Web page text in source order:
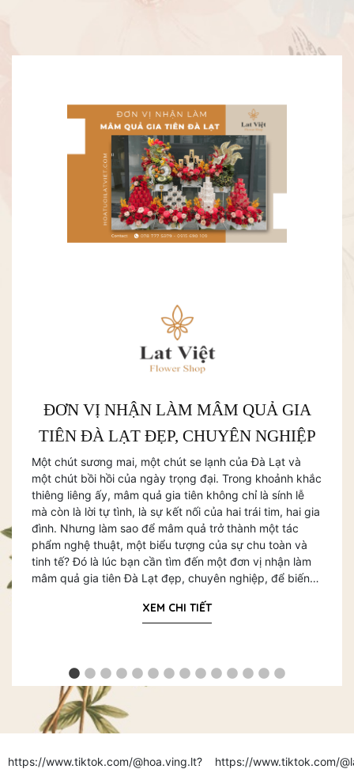
ĐƠN VỊ NHẬN LÀM MÂM QUẢ GIA
TIÊN ĐÀ LẠT ĐẸP, CHUYÊN NGHIỆP
Một chút sương mai, một chút se lạnh của Đà Lạt và
một chút bồi hồi của ngày trọng đại. Trong khoảnh khắc
thiêng liêng ấy, mâm quả gia tiên không chỉ là sính lễ
mà còn là lời tự tình, là sự kết nối của hai trái tim, hai gia
đình. Nhưng làm sao để mâm quả trở thành một tác
phẩm nghệ thuật, một biểu tượng của sự chu toàn và
tinh tế? Đó là lúc bạn cần tìm đến một đơn vị nhận làm
mâm quả gia tiên Đà Lạt đẹp, chuyên nghiệp, để biến
XEM CHI TIẾT
LAT VIET FLOWER - DỊCH VỤ MÂM
TRAP CƯỚI TRỌN GÓI TẠI ĐÀ LẠT
XEM CHI TIẾT
GIAO HOA QUẢ TRÁI CÂY NHANH
TẬN NƠI ĐÀ LẠT – TƯƠI NGON, GIÁ
TỐT MỖI NGÀY
XEM CHI TIẾT
GỢI Ý ĐỊA ĐIỂM MUA HOA LAN HỒ
ĐIỆP ĐẸP TẠI ĐÀ LẠT
XEM CHI TIẾT
SHOP ĐẶT HOA VIẾNG ĐẸP, TRANG
NHÃ VÀ GIAO NHANH TẠI ĐÀ LẠT
XEM CHI TIẾT
SHOP HOA TƯƠI ĐẸP ĐÀ LẠT - HOA
TƯƠI CHÚC MỪNG ĐẸP, SANG
SHOP HOA CƯỚI TIỆC, SHOP HOA
CƯỚI NGOẠI CẢNH ĐẸP TẠI TP ĐÀ
LẠT
XEM CHI TIẾT
SHOP GIAO HOA TƯƠI ĐẸP TẠI ĐÀ
LẠT – NƠI GỬI GẮM YÊU THƯƠNG
QUA NHỮNG ĐÓA HOA
XEM CHI TIẾT
CUNG CẤP HOA KÍNH VIẾNG GIAO
HÀNG TẬN NƠI
XEM CHI TIẾT
CÁC MẪU HOA TƯƠI CHÚC MỪNG
SINH NHẬT Ý NGHĨA NHẤT
XEM CHI TIẾT
CUNG CẤP GIỎ HOA, LẴNG HOA
CHÚC MỪNG KHAI TRƯƠNG - GIAO
HOA TẬN NƠI
DỊCH VỤ GIAO HOA TƯƠI NHANH
CHÓNG TRONG VÒNG 30 - 60 PHÚT
XEM CHI TIẾT
CUNG CẤP THIẾT KẾ HOA CƯỚI TIỆC,
HOA CƯỚI NGOẠI CẢNH
XEM CHI TIẾT
DỊCH VỤ THI CÔNG THIẾT KẾ TRANG
TRÍ HOA SỰ KIỆN TẠI ĐÀ LẠT CỦA
LAT VIỆT FLOWER
https://www.tiktok.com/@hoa.ving.lt?
https://www.tiktok.com/